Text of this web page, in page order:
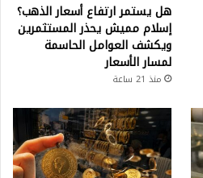
هل يستمر ارتفاع أسعار الذهب؟
إسلام مميش يحذر المستثمرين
ويكشف العوامل الحاسمة
لمسار الأسعار
منذ 21 ساعة